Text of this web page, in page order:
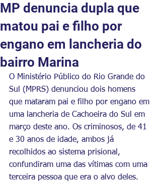
MP denuncia dupla que
matou pai e filho por
engano em lancheria do
bairro Marina
O Ministério Público do Rio Grande do
Sul (MPRS) denunciou dois homens
que mataram pai e filho por engano em
uma lancheria de Cachoeira do Sul em
março deste ano. Os criminosos, de 41
e 30 anos de idade, ambos já
recolhidos ao sistema prisional,
confundiram uma das vítimas com uma
terceira pessoa que era o alvo deles.